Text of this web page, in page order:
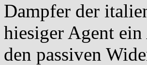
Dampfer der
hiesiger Agent
den passiven